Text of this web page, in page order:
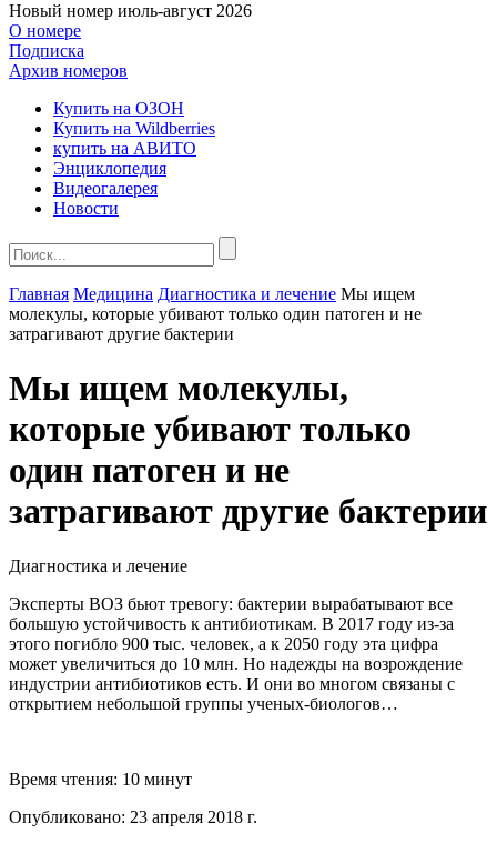
Новый номер июль-август 2026
О номере
Подписка
Архив номеров
Купить на ОЗОН
Купить на Wildberries
купить на АВИТО
Энциклопедия
Видеогалерея
Новости
Главная Медицина Диагностика и лечение Мы ищем
молекулы, которые убивают только один патоген и не
затрагивают другие бактерии
Мы ищем молекулы,
которые убивают только
один патоген и не
затрагивают другие бактерии
Диагностика и лечение
Эксперты ВОЗ бьют тревогу: бактерии вырабатывают все
большую устойчивость к антибиотикам. В 2017 году из-за
этого погибло 900 тыс. человек, а к 2050 году эта цифра
может увеличиться до 10 млн. Но надежды на возрождение
индустрии антибиотиков есть. И они во многом связаны с
открытием небольшой группы ученых-биологов…
Время чтения: 10 минут
Опубликовано: 23 апреля 2018 г.